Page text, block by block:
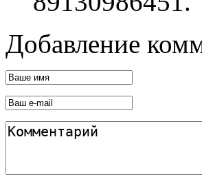
Добавление